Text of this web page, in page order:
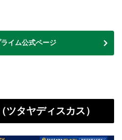
イム公式ページ
ツタヤディスカス）